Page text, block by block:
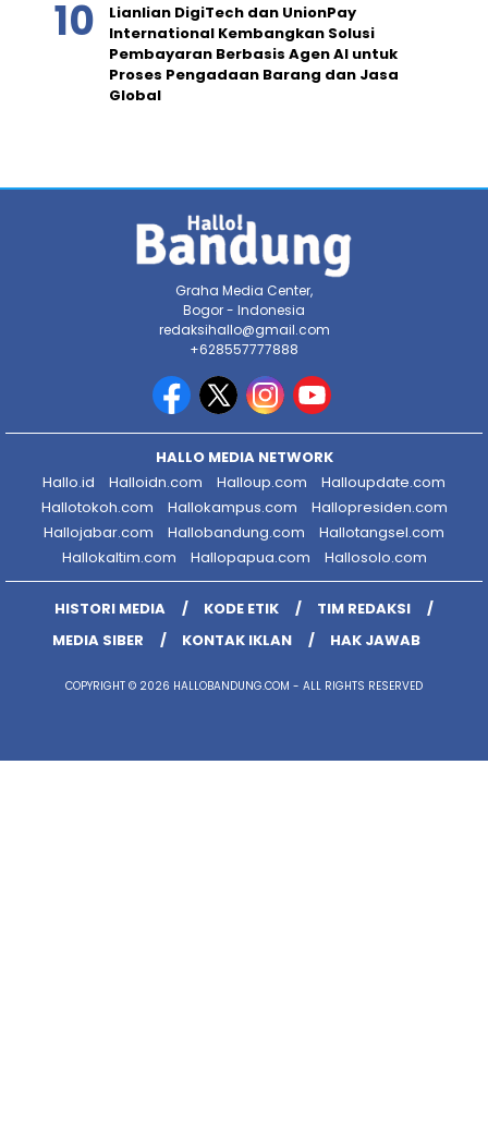
Lianlian DigiTech dan UnionPay
International Kembangkan Solusi
Pembayaran Berbasis Agen AI untuk
Proses Pengadaan Barang dan Jasa
Global
Graha Media Center,
Bogor - Indonesia
redaksihallo@gmail.com
+628557777888
HALLO MEDIA NETWORK
Hallo.id
Halloidn.com Halloup.com
Halloupdate.com
Hallotokoh.com
Hallokampus.com
Hallopresiden.com
Hallojabar.com
Hallobandung.com
Hallotangsel.com
Hallokaltim.com
Hallopapua.com Hallosolo.com
HISTORI MEDIA KODE ETIK
TIM REDAKSI
MEDIA SIBER
KONTAK IKLAN HAK JAWAB
COPYRIGHT © 2026 HALLOBANDUNG.COM - ALL RIGHTS RESERVED